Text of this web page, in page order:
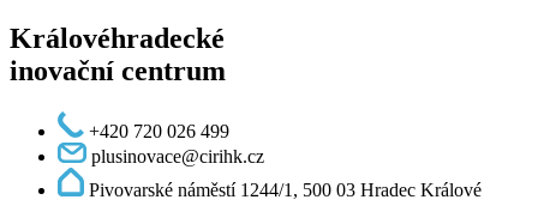
Královéhradecké
inovační centrum
+420 720 026 499
plusinovace@cirihk.cz
Pivovarské náměstí 1244/1, 500 03 Hradec Králové